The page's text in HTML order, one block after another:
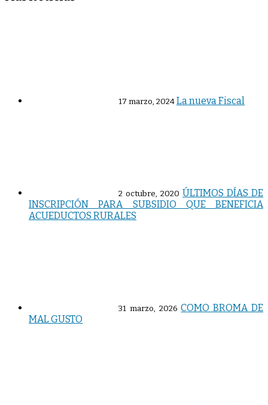
17 marzo, 2024La nueva Fiscal
2 octubre, 2020 ÚLTIMOS DÍAS DE
INSCRIPCIÓN PARA SUBSIDIO QUE BENEFICIA
ACUEDUCTOS RURALES
31 marzo, 2026 COMO BROMA DE
MAL GUSTO